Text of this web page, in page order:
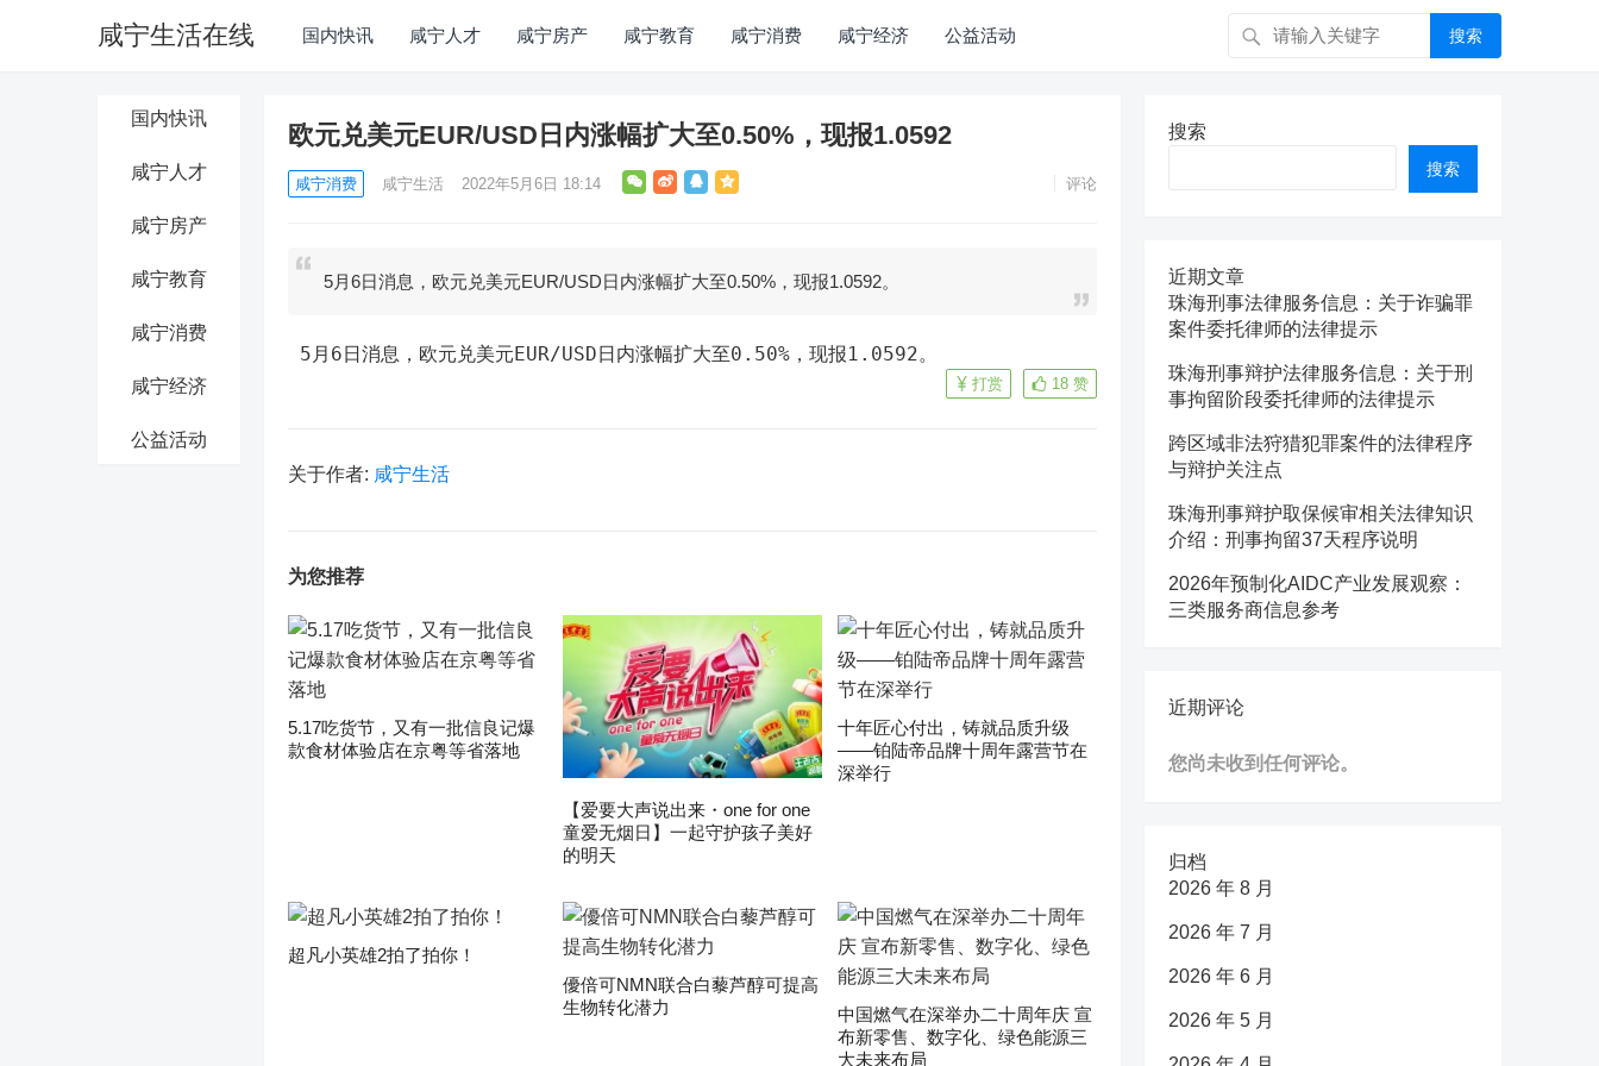
咸宁生活在线 国内快讯 咸宁人才 咸宁房产 咸宁教育 咸宁消费 咸宁经济 公益活动 搜索
国内快讯
咸宁人才
咸宁房产
咸宁教育
咸宁消费
咸宁经济
公益活动
欧元兑美元EUR/USD日内涨幅扩大至0.50%，现报1.0592
咸宁消费 咸宁生活 2022年5月6日 18:14 评论
5月6日消息，欧元兑美元EUR/USD日内涨幅扩大至0.50%，现报1.0592。
5月6日消息，欧元兑美元EUR/USD日内涨幅扩大至0.50%，现报1.0592。
18 赞
打赏
关于作者: 咸宁生活
为您推荐
5.17吃货节，又有一批信良记爆
款食材体验店在京粤等省落地
【爱要大声说出来・one for one
童爱无烟日】一起守护孩子美好
的明天
十年匠心付出，铸就品质升级
——铂陆帝品牌十周年露营节在
深举行
超凡小英雄2拍了拍你！
優倍可NMN联合白藜芦醇可提高
生物转化潜力
中国燃气在深举办二十周年庆 宣
布新零售、数字化、绿色能源三
大未来布局
搜索
搜索
近期文章
珠海刑事法律服务信息：关于诈骗罪
案件委托律师的法律提示
珠海刑事辩护法律服务信息：关于刑
事拘留阶段委托律师的法律提示
跨区域非法狩猎犯罪案件的法律程序
与辩护关注点
珠海刑事辩护取保候审相关法律知识
介绍：刑事拘留37天程序说明
2026年预制化AIDC产业发展观察：
三类服务商信息参考
近期评论
您尚未收到任何评论。
归档
2026 年 8 月
2026 年 7 月
2026 年 6 月
2026 年 5 月